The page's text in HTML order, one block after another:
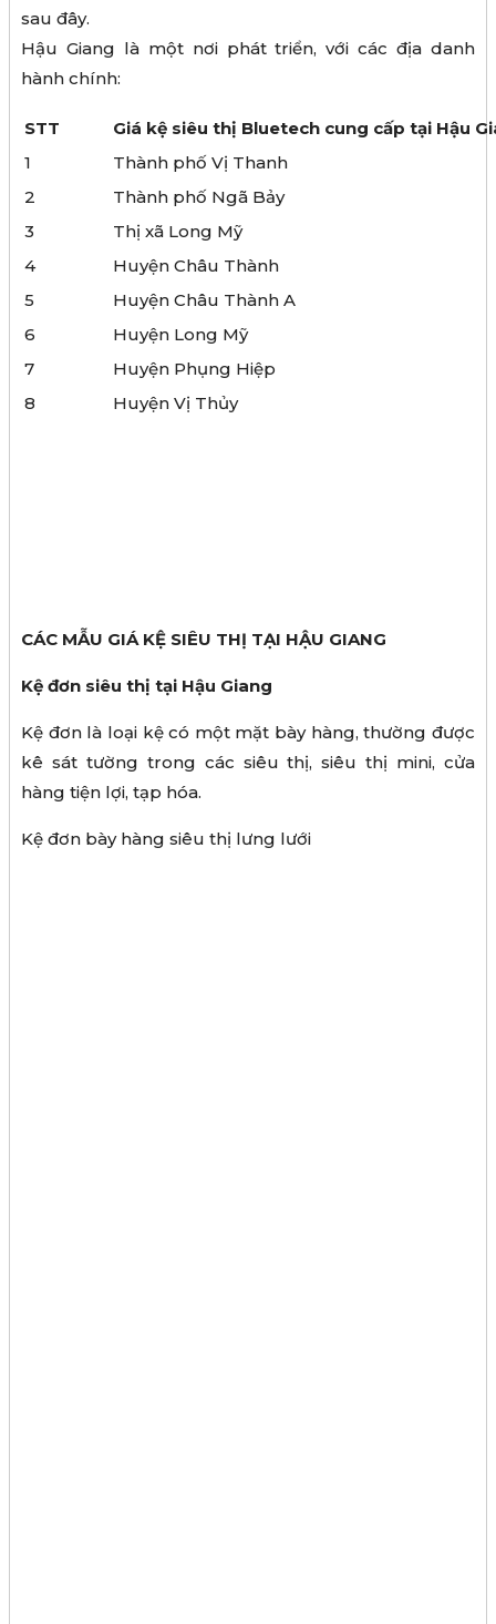
sau đây.
Hậu Giang là một nơi phát triển, với các địa danh
hành chính:
STT
Giá kệ siêu thị Bluetech cung cấp tại Hậu
1
Thành phố Vị Thanh
2
Thành phố Ngã Bảy
3
Thị xã Long Mỹ
4
Huyện Châu Thành
5
Huyện Châu Thành A
6
Huyện Long Mỹ
7
Huyện Phụng Hiệp
8
Huyện Vị Thủy
CÁC MẪU GIÁ KỆ SIÊU THỊ TẠI HẬU GIANG
Kệ đơn siêu thị tại Hậu Giang
Kệ đơn là loại kệ có một mặt bày hàng, thường được
kê sát tường trong các siêu thị, siêu thị mini, cửa
hàng tiện lợi, tạp hóa.
Kệ đơn bày hàng siêu thị lưng lưới